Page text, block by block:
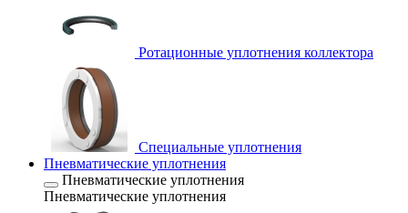
Ротационные уплотнения коллектора
Специальные уплотнения
Пневматические уплотнения
Пневматические уплотнения
Пневматические уплотнения